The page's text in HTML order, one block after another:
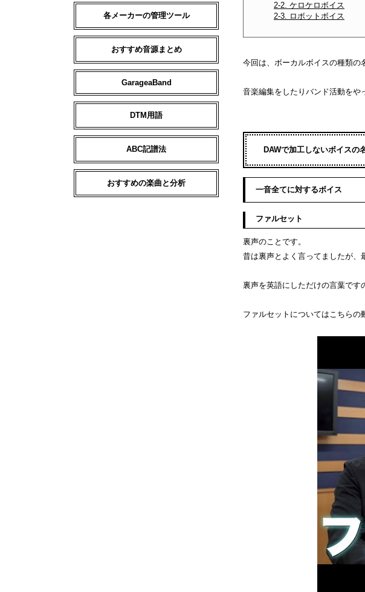
2-2. ケロケロボイス
2-3. ロボットボイス
今回は、ボーカルボイスの種類の
音楽編集をしたりバンド活動をや
DAWで加工しないボイスの
一音全てに対するボイス
ファルセット
裏声のことです。
昔は裏声とよく言ってましたが、
裏声を英語にしただけの言葉です
ファルセットについてはこちらの
各メーカーの管理ツール
おすすめ音源まとめ
GarageaBand
DTM用語
ABC記譜法
おすすめの楽曲と分析